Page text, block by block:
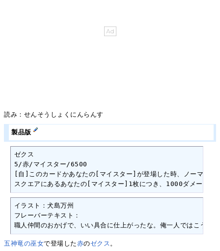
読み：せんそうしょくにんらんす
製品版
ゼクス
5/赤/マイスター/6500
[自]このカードかあなたの[マイスター]が登場した時、ノーマルス
スクエアにあるあなたの[マイスター]1枚につき、1000ダメージを
イラスト：犬島万州
フレーバーテキスト：
職人仲間のおかげで、いい具合に仕上がったな。俺一人ではこうは
五神竜の巫女で登場した赤のゼクス 。